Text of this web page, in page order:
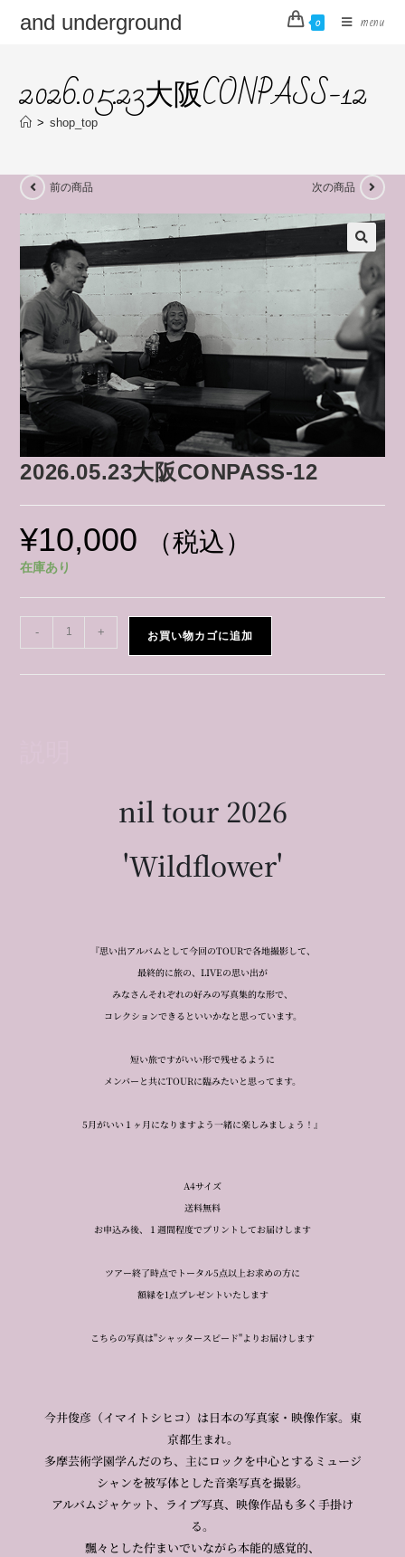
and underground 0 menu
2026.05.23大阪CONPASS-12
> shop_top
前の商品 次の商品
2026.05.23大阪CONPASS-12
¥10,000 （税込）
在庫あり
- + お買い物カゴに追加
nil tour 2026
'Wildflower'
『思い出アルバムとして今回のTOURで各地撮影して、
最終的に旅の、LIVEの思い出が
みなさんそれぞれの好みの写真集的な形で、
コレクションできるといいかなと思っています。
短い旅ですがいい形で残せるように
メンバーと共にTOURに臨みたいと思ってます。
5月がいい１ヶ月になりますよう一緒に楽しみましょう！』
A4サイズ
送料無料
お申込み後、１週間程度でプリントしてお届けします
ツアー終了時点でトータル5点以上お求めの方に
額縁を1点プレゼントいたします
こちらの写真は"シャッタースピード"よりお届けします
今井俊彦（イマイトシヒコ）は日本の写真家・映像作家。東
京都生まれ。
多摩芸術学園学んだのち、主にロックを中心とするミュージ
シャンを被写体とした音楽写真を撮影。
アルバムジャケット、ライブ写真、映像作品も多く手掛け
る。
飄々とした佇まいでいながら本能的感覚的、